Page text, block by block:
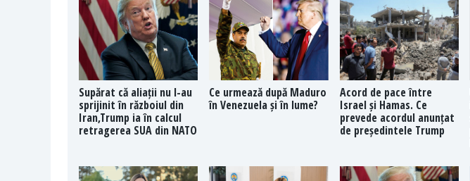
Supărat că aliații nu l-au
sprijinit în războiul din
Iran,Trump ia în calcul
retragerea SUA din NATO
Ce urmează după Maduro
în Venezuela și în lume?
Acord de pace între
Israel și Hamas. Ce
prevede acordul anunțat
de președintele Trump